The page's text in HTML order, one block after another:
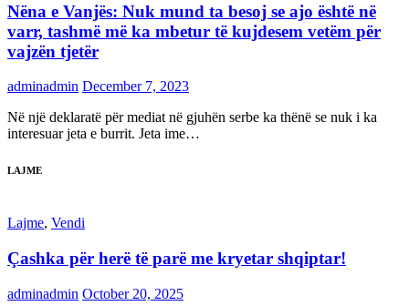
Nëna e Vanjës: Nuk mund ta besoj se ajo është në
varr, tashmë më ka mbetur të kujdesem vetëm për
vajzën tjetër
adminadmin December 7, 2023
Në një deklaratë për mediat në gjuhën serbe ka thënë se nuk i ka
interesuar jeta e burrit. Jeta ime…
LAJME
Lajme, Vendi
Çashka për herë të parë me kryetar shqiptar!
adminadmin October 20, 2025